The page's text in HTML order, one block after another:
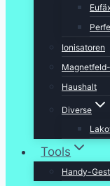
Ionisatoren
Haushalt
Diverse
Tools
Handy-